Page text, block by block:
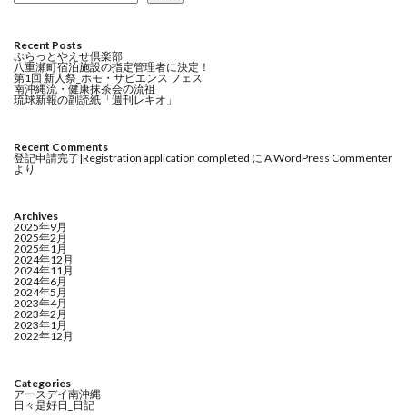
Recent Posts
ぷらっとやえせ倶楽部
八重瀬町宿泊施設の指定管理者に決定！
第1回 新人祭_ホモ・サピエンス フェス
南沖縄流・健康抹茶会の流祖
琉球新報の副読紙「週刊レキオ」
Recent Comments
登記申請完了|Registration application completed に A WordPress Commenter
より
Archives
2025年9月
2025年2月
2025年1月
2024年12月
2024年11月
2024年6月
2024年5月
2023年4月
2023年2月
2023年1月
2022年12月
Categories
アースデイ南沖縄
日々是好日_日記